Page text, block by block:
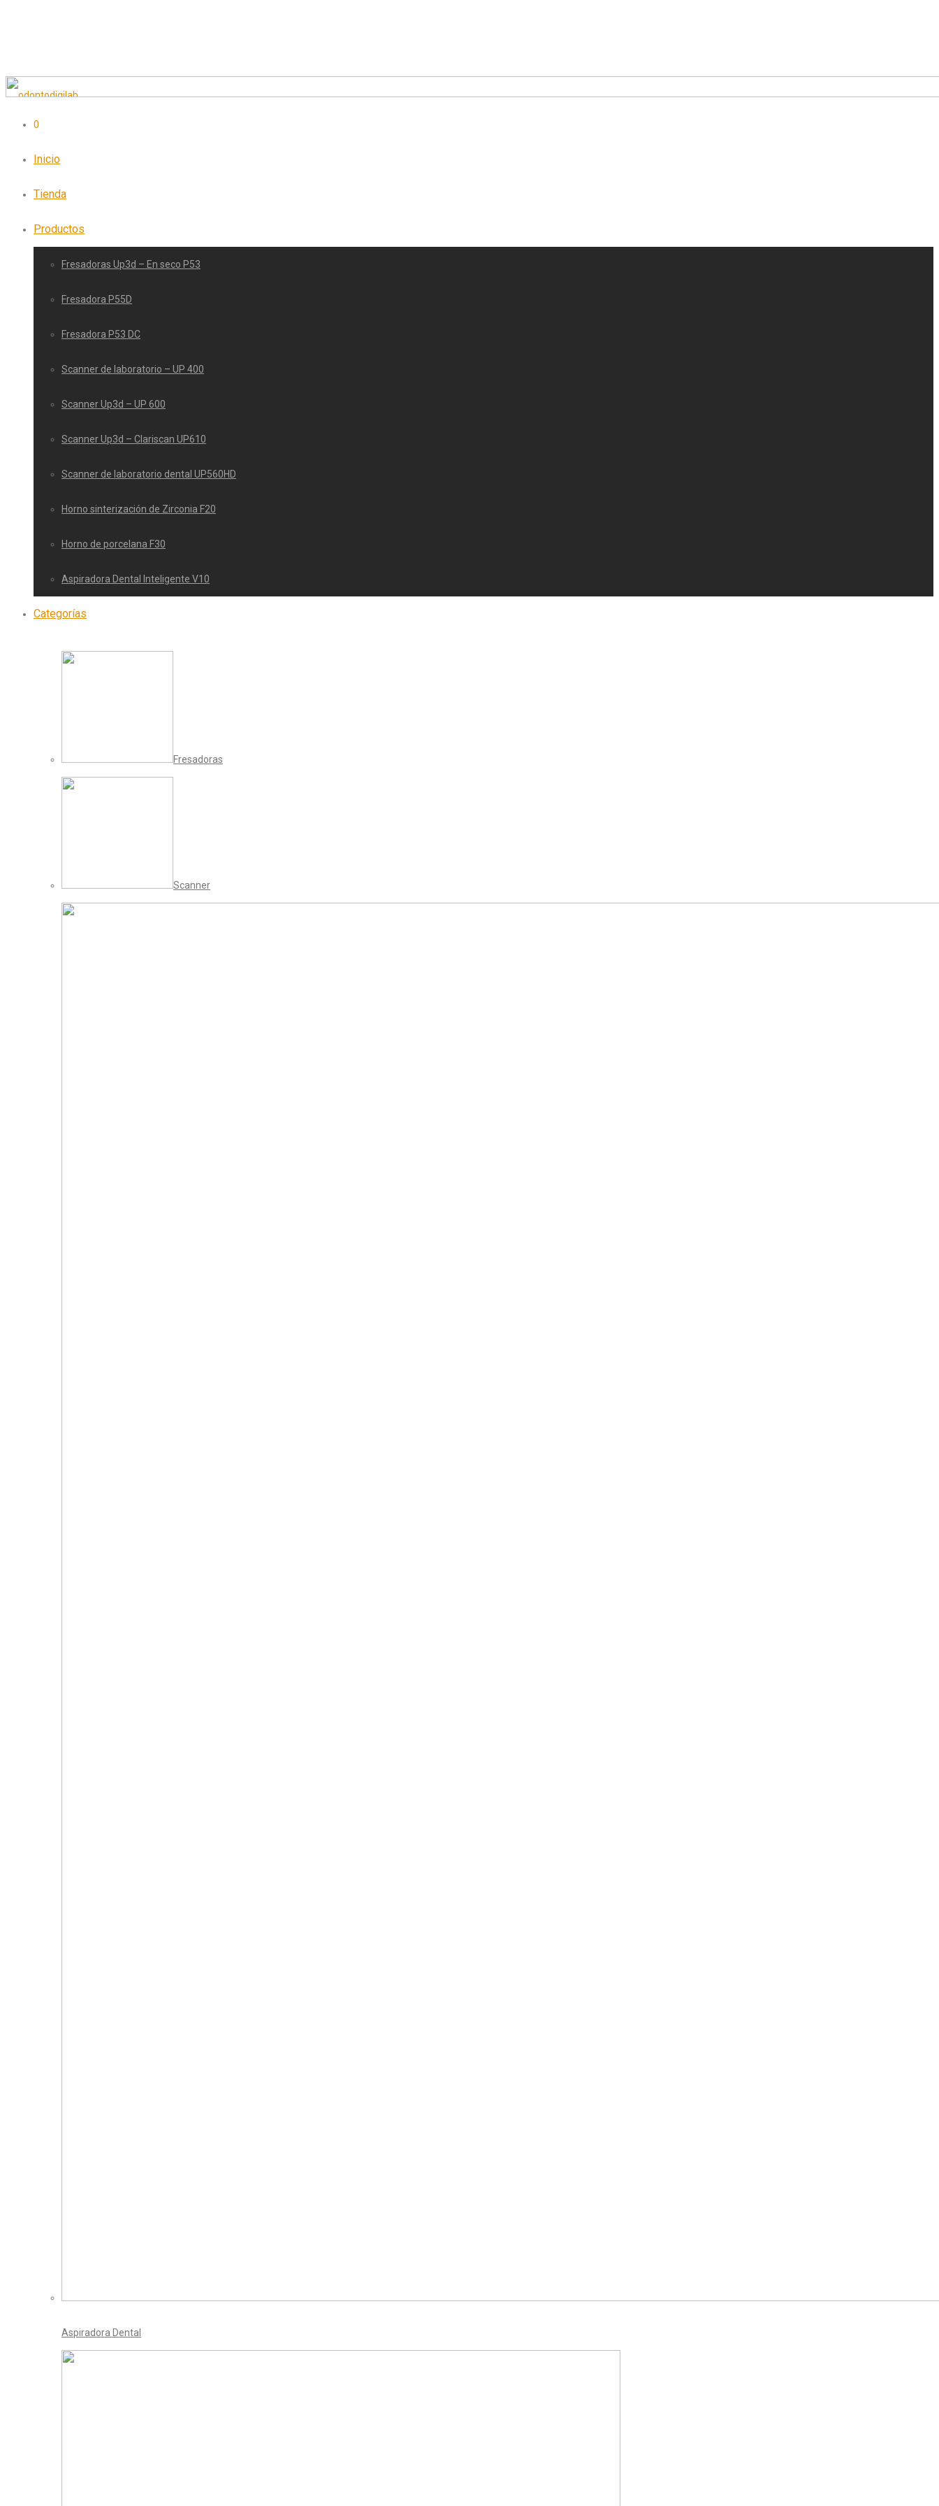
0
Inicio
Tienda
Productos
Fresadoras Up3d – En seco P53
Fresadora P55D
Fresadora P53 DC
Scanner de laboratorio – UP 400
Scanner Up3d – UP 600
Scanner Up3d – Clariscan UP610
Scanner de laboratorio dental UP560HD
Horno sinterización de Zirconia F20
Horno de porcelana F30
Aspiradora Dental Inteligente V10
Categorías
Fresadoras
Scanner
Aspiradora Dental